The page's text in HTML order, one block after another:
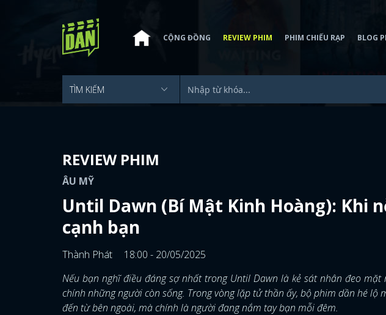
CỘNG ĐỒNG REVIEW PHIM PHIM CHIẾU RẠP BLOG
REVIEW PHIM
ÂU MỸ
Until Dawn (Bí Mật Kinh Hoàng): Khi
cạnh bạn
Thành Phát
18:00 - 20/05/2025
Nếu bạn nghĩ điều đáng sợ nhất trong Until Dawn là kẻ sát nhân đeo
chính những người còn sống. Trong vòng lặp tử thần ấy, bộ phim dần hé lộ
đến từ bên ngoài, mà chính là người đang nắm tay bạn mỗi đêm.